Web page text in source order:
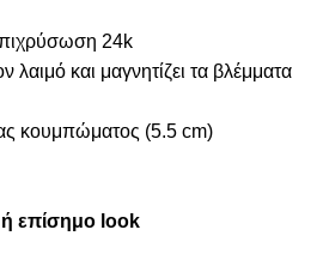
24k
και μαγνητίζει τα βλέμματα
κουμπώματος (5.5 cm)
επίσημο look